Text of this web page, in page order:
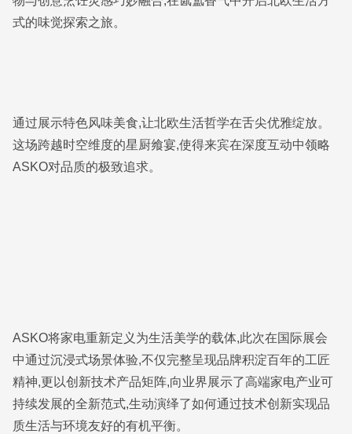
式的味觉探索之旅。
通过展示特色风味美食,让北欧生活哲学在舌尖优雅绽放。
这场跨越时空维度的星厨飨宴,使得来宾在深度互动中领略
ASKO对品质的极致追求。
ASKO将家电重新定义为生活美学的载体,此次在国际展会
中通过沉浸式场景体验,不仅完整呈现品牌积淀百年的工匠
精神,更以创新技术产品矩阵,向业界展示了高端家电产业可
持续发展的全新范式,生动演绎了如何通过技术创新实现品
质生活与环境友好的有机平衡。